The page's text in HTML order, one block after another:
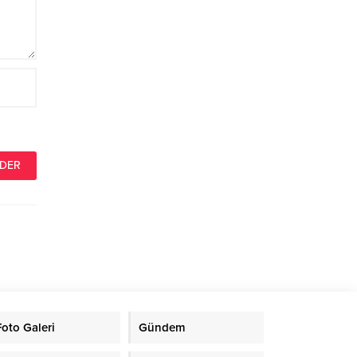
Galeri Gündem